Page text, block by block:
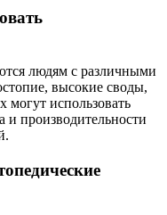
людям с различными
высокие своды,
могут использовать
и производительности